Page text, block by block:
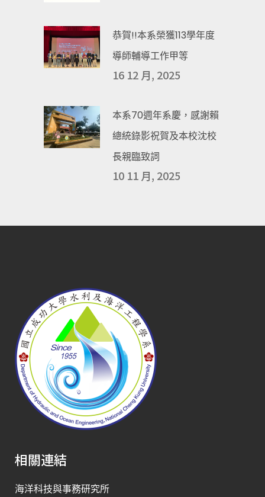
恭賀!!本系榮獲113學年度
導師輔導工作甲等
16 12 月, 2025
本系70週年系慶，感謝賴
總統錄影祝賀及本校沈校
長親臨致詞
10 11 月, 2025
相關連結
海洋科技與事務研究所